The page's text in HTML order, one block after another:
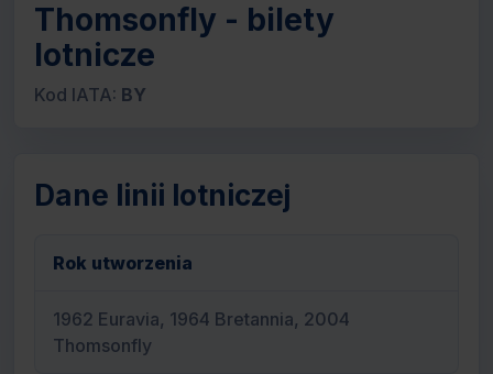
Thomsonfly - bilety
lotnicze
Kod IATA: BY
Dane linii lotniczej
Rok utworzenia
1962 Euravia, 1964 Bretannia, 2004
Thomsonfly